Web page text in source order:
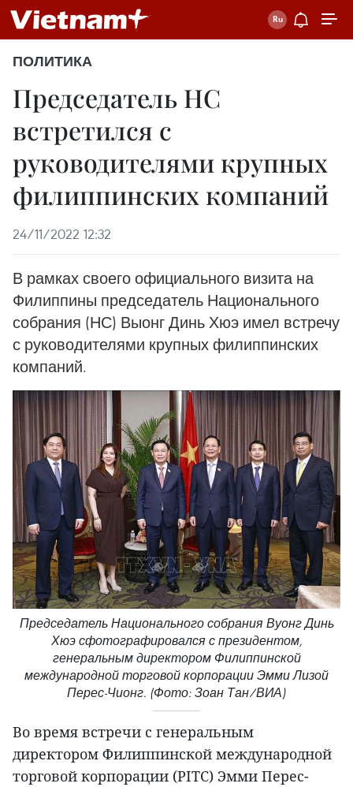
ПОЛИТИКА
Председатель НС
встретился с
руководителями крупных
филиппинских компаний
24/11/2022 12:32
В рамках своего официального визита на
Филиппины председатель Национального
собрания (НС) Выонг Динь Хюэ имел встречу
с руководителями крупных филиппинских
компаний.
Председатель Национального собрания Вуонг Динь
Хюэ сфотографировался с президентом,
генеральным директором Филиппинской
международной торговой корпорации Эмми Лизой
Перес-Чионг. (Фото: Зоан Тан/ВИА)
Во время встречи с генеральным
директором Филиппинской международной
торговой корпорации (PITC) Эмми Перес-